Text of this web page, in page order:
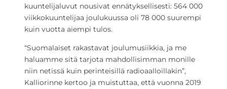
kuuntelijaluvut nousivat ennätyksellisesti: 564 000
viikkokuuntelijaa joulukuussa oli 78 000 suurempi
kuin vuotta aiempi tulos.
“Suomalaiset rakastavat joulumusiikkia, ja me
haluamme sitä tarjota mahdollisimman monille
niin netissä kuin perinteisillä radioaalloillakin”,
Kalliorinne kertoo ja muistuttaa, että vuonna 2019